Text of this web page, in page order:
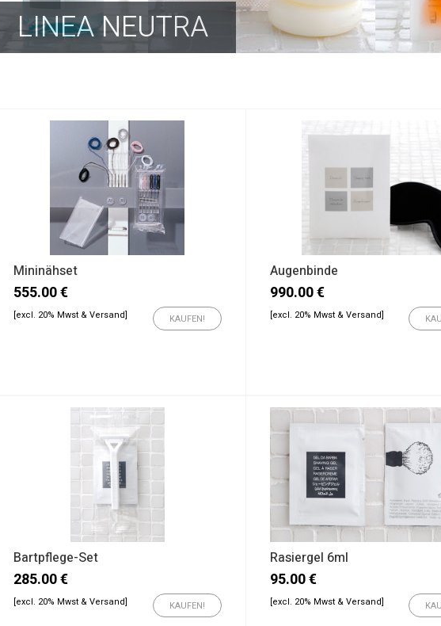
LINEA NEUTRA
Mininähset
555.00€
[excl. 20% Mwst & Versand] KAUFEN!
Augenbinde
990.00€
[excl. 20% Mwst & Versand]
Bartpflege-Set
285.00€
[excl. 20% Mwst & Versand] KAUFEN!
Rasiergel 6ml
95.00€
[excl. 20% Mwst & Versand]